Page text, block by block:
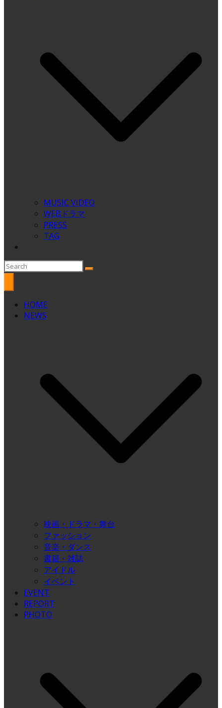
MUSIC VIDEO
WEBドラマ
PRESS
TAG
HOME
NEWS
映画・ドラマ・舞台
ファッション
音楽・ダンス
書籍・雑誌
アイドル
イベント
EVENT
REPORT
PHOTO